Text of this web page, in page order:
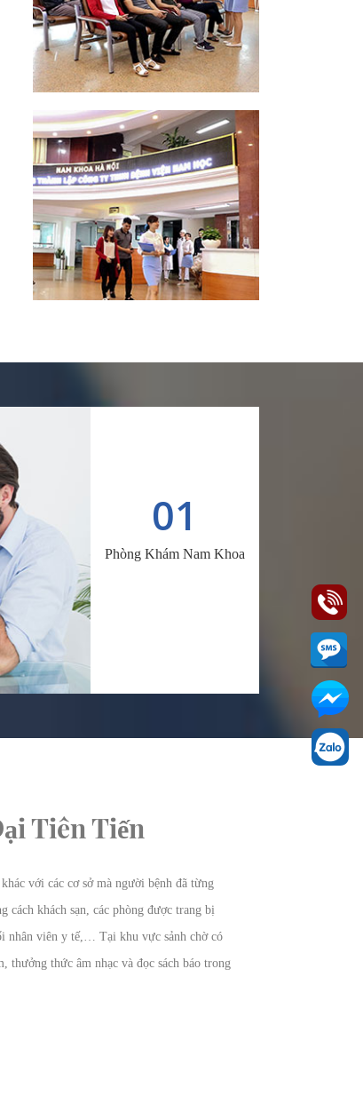
01
Phòng Khám Nam Khoa
Tiên Tiến
với các cơ sở mà người bệnh đã từng
cách khách sạn, các phòng được trang bị
viên y tế,… Tại khu vực sảnh chờ có
thưởng thức âm nhạc và đọc sách báo trong